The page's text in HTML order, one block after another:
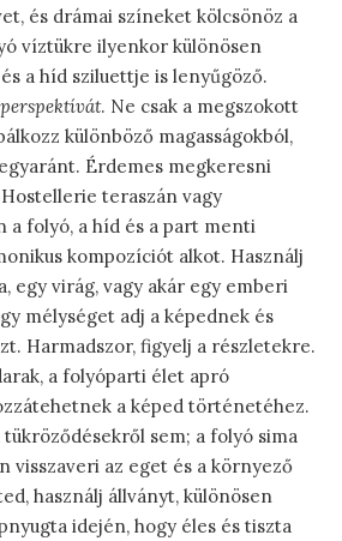
és drámai színeket kölcsönöz a
víztükre ilyenkor különösen
a híd sziluettje is lenyűgöző.
. Ne csak a megszokott
különböző magasságokból,
Érdemes megkeresni
teraszán vagy
a folyó, a híd és a part menti
kompozíciót alkot. Használj
egy virág, vagy akár egy emberi
mélységet adj a képednek és
Harmadszor, figyelj a részletekre.
a folyóparti élet apró
a képed történetéhez.
sem; a folyó sima
visszaveri az eget és a környező
használj állványt, különösen
idején, hogy éles és tiszta